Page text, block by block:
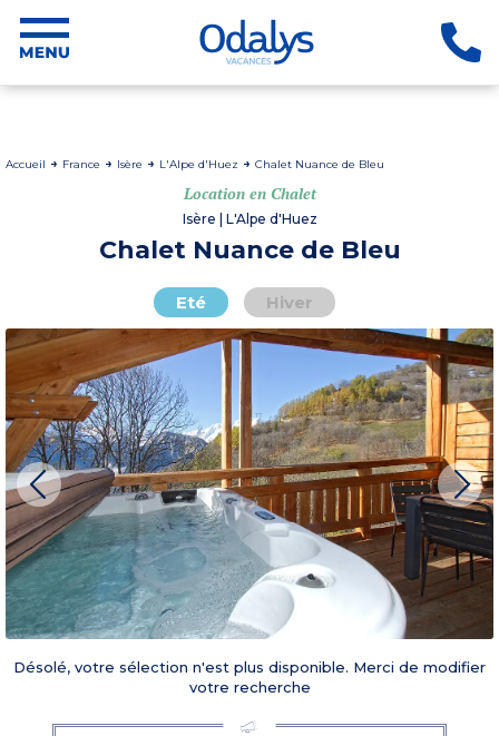
Accueil France Isère L'Alpe d'Huez Chalet Nuance de Bleu
Location en Chalet
Isère | L'Alpe d'Huez
Chalet Nuance de Bleu
Eté Hiver
Désolé, votre sélection n'est plus disponible. Merci de modifier
votre recherche